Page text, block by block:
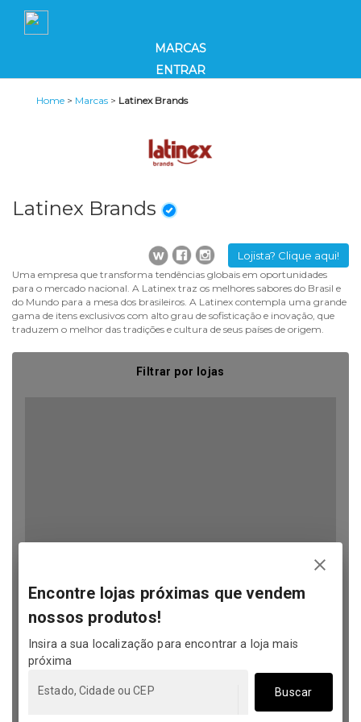
MARCAS
ENTRAR
Home > Marcas > Latinex Brands
Latinex Brands
Lojista? Clique aqui!
Uma empresa que transforma tendências globais em oportunidades
para o mercado nacional. A Latinex traz os melhores sabores do Brasil e
do Mundo para a mesa dos brasileiros. A Latinex contempla uma grande
gama de itens exclusivos com alto grau de sofisticação e inovação, que
traduzem o melhor das tradições e cultura de seus países de origem.